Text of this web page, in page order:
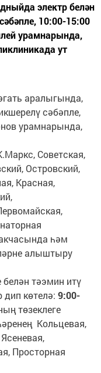
электр белән
10:00-15:00
урамнарында,
ут
аралыгында,
сәбәпле,
урамнарында,
Советская,
Островский,
Красная,
һәм
алыштыру
белән тәэмин итү
көтелә: 9:00-
төзеклеге
Кольцевая,
Просторная